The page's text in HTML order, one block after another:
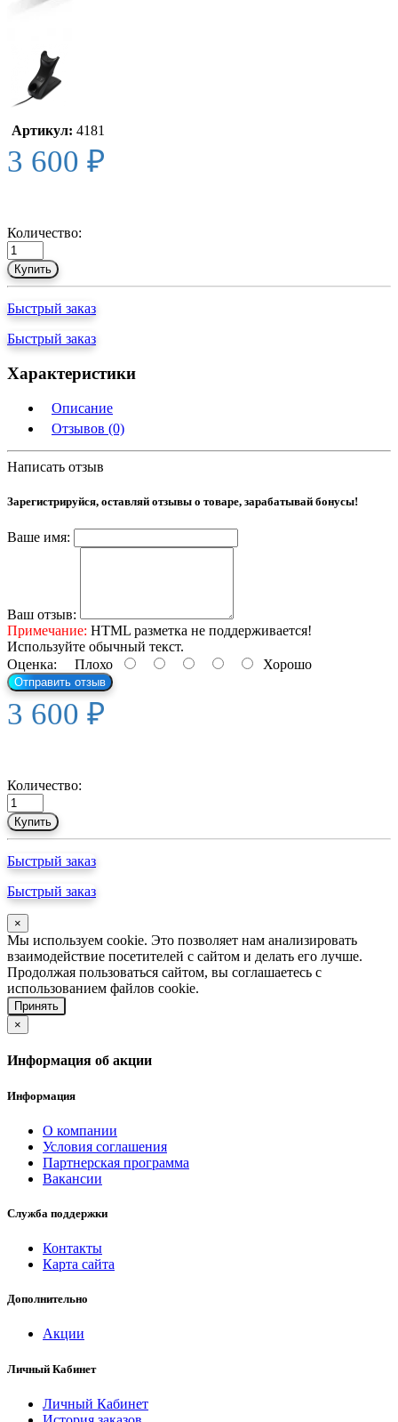
Артикул: 4181
3 600 ₽
Количество:
Купить
Быстрый заказ
Быстрый заказ
Характеристики
Описание
Отзывов (0)
Написать отзыв
Зарегистрируйся, оставляй отзывы о товаре, зарабатывай бонусы!
Ваше имя:
Ваш отзыв:
Примечание: HTML разметка не поддерживается!
Используйте обычный текст.
Оценка: Плохо Хорошо
Отправить отзыв
3 600 ₽
Количество:
Купить
Быстрый заказ
Быстрый заказ
×
Мы используем cookie. Это позволяет нам анализировать
взаимодействие посетителей с сайтом и делать его лучше.
Продолжая пользоваться сайтом, вы соглашаетесь с
использованием файлов cookie.
Принять
×
Информация об акции
Информация
О компании
Условия соглашения
Партнерская программа
Вакансии
Служба поддержки
Контакты
Карта сайта
Дополнительно
Акции
Личный Кабинет
Личный Кабинет